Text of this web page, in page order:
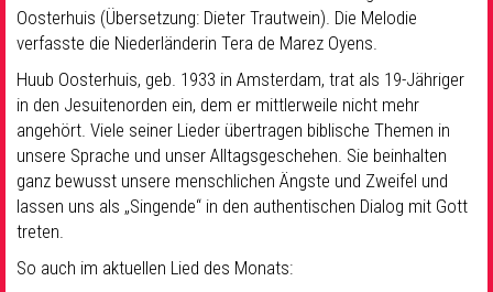
Oosterhuis (Übersetzung: Dieter Trautwein). Die Melodie
verfasste die Niederländerin Tera de Marez Oyens.
Huub Oosterhuis, geb. 1933 in Amsterdam, trat als 19-Jähriger
in den Jesuitenorden ein, dem er mittlerweile nicht mehr
angehört. Viele seiner Lieder übertragen biblische Themen in
unsere Sprache und unser Alltagsgeschehen. Sie beinhalten
ganz bewusst unsere menschlichen Ängste und Zweifel und
lassen uns als „Singende“ in den authentischen Dialog mit Gott
treten.
So auch im aktuellen Lied des Monats: